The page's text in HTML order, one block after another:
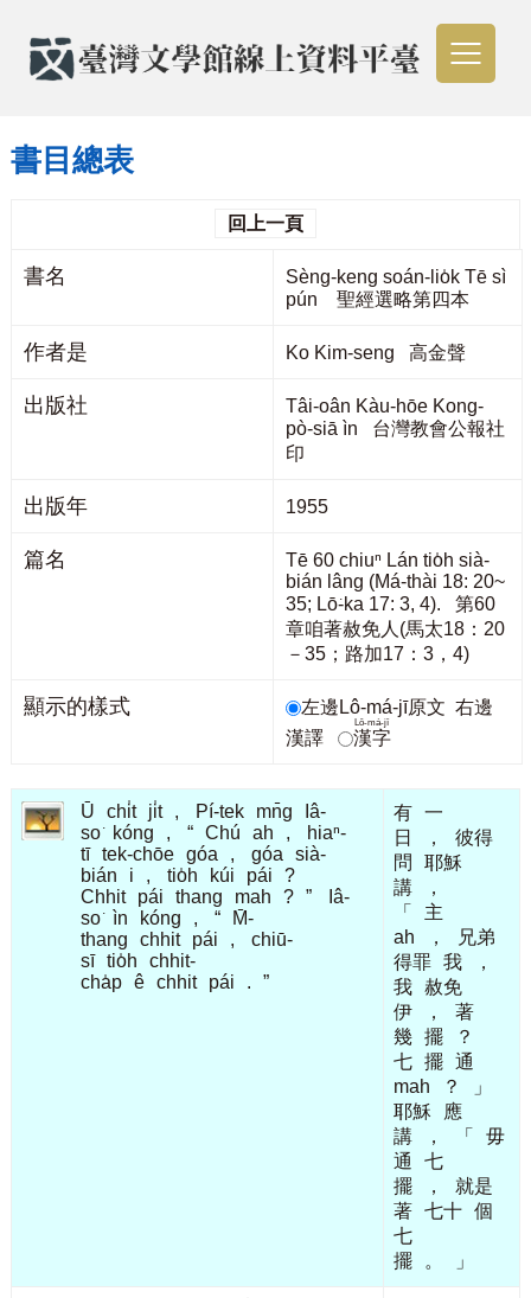
書目總表
回上一頁
書名
Sèng-keng soán-lio̍k Tē sì
pún 聖經選略第四本
作者是 Ko Kim-seng 高金聲
出版社
Tâi-oân Kàu-hōe Kong-
pò-siā ìn 台灣教會公報社
印
出版年 1955
篇名
Tē 60 chiuⁿ Lán tio̍h sià-
bián lâng (Má-thài 18: 20~
35; Lō͘-ka 17: 3, 4). 第60
章咱著赦免人(馬太18：20
－35；路加17：3，4)
顯示的樣式 左邊Lô-má-jī原文 右邊
漢譯
漢字
Lô-má-jī
Ū chi̍t ji̍t , Pí-tek mn̄g
Iâ-
so͘
kóng , “ Chú ah ,
hiaⁿ-
tī tek-chōe góa , góa
sià-
bián
i , tio̍h kúi pái
?
Chhit
pái thang mah ? ”
Iâ-
so͘
ìn kóng , “
M̄-
thang
chhit pái ,
chiū-
sī tio̍h
chhit-
cha̍p ê chhit pái . ”
有 一
日
，
彼得
問
耶穌
講
，
「
主
ah
，
兄弟
得罪 我
，
我 赦免
伊
，
著
幾 擺
？
七 擺 通
mah
？
」
耶穌
應
講
， 「
毋
通
七
擺
，
就是
著 七十 個
七
擺
。 」